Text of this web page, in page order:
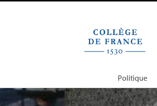
Politique